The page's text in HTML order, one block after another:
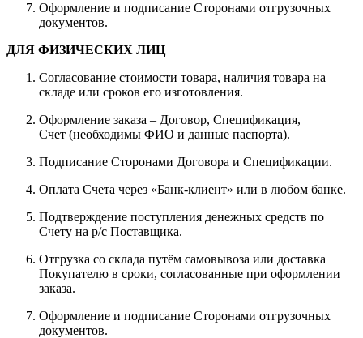
Оформление и подписание Сторонами отгрузочных
документов.
ДЛЯ ФИЗИЧЕСКИХ ЛИЦ
Согласование стоимости товара, наличия товара на
складе или сроков его изготовления.
Оформление заказа – Договор, Спецификация,
Счет (необходимы ФИО и данные паспорта).
Подписание Сторонами Договора и Спецификации.
Оплата Счета через «Банк-клиент» или в любом банке.
Подтверждение поступления денежных средств по
Счету на р/с Поставщика.
Отгрузка со склада путём самовывоза или доставка
Покупателю в сроки, согласованные при оформлении
заказа.
Оформление и подписание Сторонами отгрузочных
документов.